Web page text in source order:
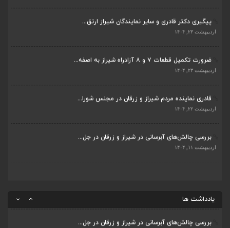
پیگیری دکتر قادری و سایر نمایندگان شیراز ارتق...
اردیبهشت ۲۳, ۱۴۰۴
ضرورت تکمیل قطعات ۷ و ۸ آزادراه شیراز به اصفه...
اردیبهشت ۲۳, ۱۴۰۴
قادری نماینده مردم شیراز و زرقان در مجلس شورا...
اردیبهشت ۲۲, ۱۴۰۴
بررسی چالش‌های آبرسانی در شیراز و زرقان در جل...
اردیبهشت ۱۱, ۱۴۰۴
یادداشت ها
بررسی چالش‌های آبرسانی در شیراز و زرقان در جل...
جلسه اعضای شورای بخش مرکزی شیراز با دفتر دکتر...
پیگیری دکتر قادری و سایر نمایندگان شیراز ارتق...
ضرورت تکمیل قطعات ۷ و ۸ آزادراه شیراز به اصفه...
بررسی چالش‌های آبرسانی در شیراز و زرقان در جل...